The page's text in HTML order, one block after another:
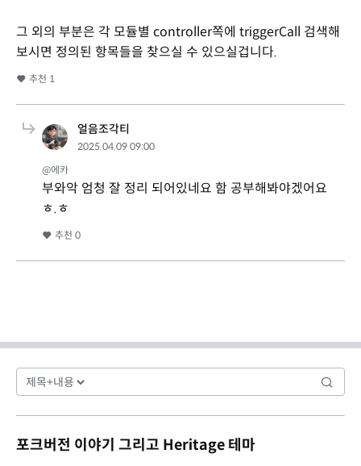
그 외의 부분은 각 모듈별 controller쪽에 triggerCall 검색해
보시면 정의된 항목들을 찾으실 수 있으실겁니다.
추천 1
얼음조각티
2025.04.09 09:00
@에카
부와악 엄청 잘 정리 되어있네요 함 공부해봐야겠어요
ㅎ.ㅎ
추천 0
포크버전 이야기 그리고 Heritage 테마